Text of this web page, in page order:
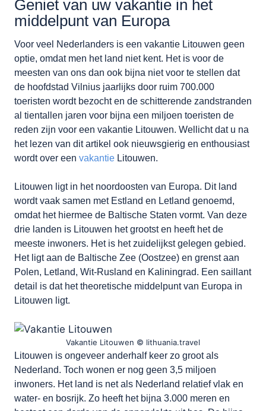
Geniet van uw vakantie in het
middelpunt van Europa
Voor veel Nederlanders is een vakantie Litouwen geen
optie, omdat men het land niet kent. Het is voor de
meesten van ons dan ook bijna niet voor te stellen dat
de hoofdstad Vilnius jaarlijks door ruim 700.000
toeristen wordt bezocht en de schitterende zandstranden
al tientallen jaren voor bijna een miljoen toeristen de
reden zijn voor een vakantie Litouwen. Wellicht dat u na
het lezen van dit artikel ook nieuwsgierig en enthousiast
wordt over een vakantie Litouwen.
Litouwen ligt in het noordoosten van Europa. Dit land
wordt vaak samen met Estland en Letland genoemd,
omdat het hiermee de Baltische Staten vormt. Van deze
drie landen is Litouwen het grootst en heeft het de
meeste inwoners. Het is het zuidelijkst gelegen gebied.
Het ligt aan de Baltische Zee (Oostzee) en grenst aan
Polen, Letland, Wit-Rusland en Kaliningrad. Een saillant
detail is dat het theoretische middelpunt van Europa in
Litouwen ligt.
Vakantie Litouwen © lithuania.travel
Litouwen is ongeveer anderhalf keer zo groot als
Nederland. Toch wonen er nog geen 3,5 miljoen
inwoners. Het land is net als Nederland relatief vlak en
water- en bosrijk. Zo heeft het bijna 3.000 meren en